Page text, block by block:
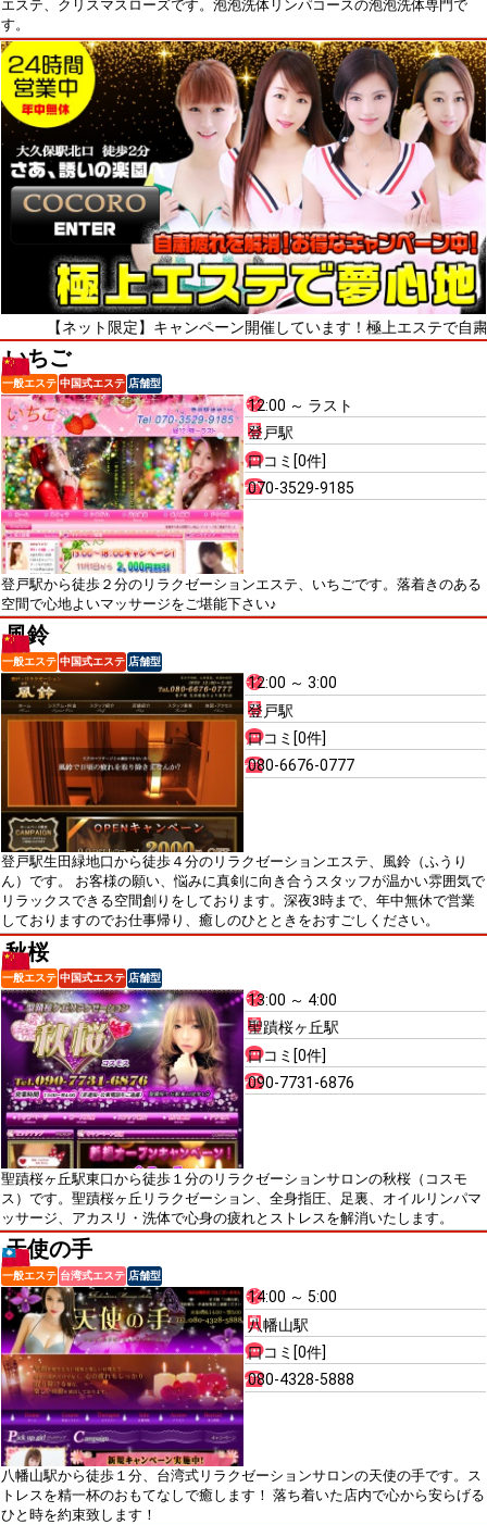
エステ、クリスマスローズです。泡泡洗体リンパコースの泡泡洗体専門で
す。
ット限定】キャンペーン開催しています！極上エステで自粛疲れを
いちご
一般エステ 中国式エステ 店舗型
12:00 ～ ラスト
登戸駅
口コミ[0件]
070-3529-9185
登戸駅から徒歩２分のリラクゼーションエステ、いちごです。落着きのある
空間で心地よいマッサージをご堪能下さい♪
風鈴
一般エステ 中国式エステ 店舗型
12:00 ～ 3:00
登戸駅
口コミ[0件]
080-6676-0777
登戸駅生田緑地口から徒歩４分のリラクゼーションエステ、風鈴（ふうり
ん）です。 お客様の願い、悩みに真剣に向き合うスタッフが温かい雰囲気で
リラックスできる空間創りをしております。深夜3時まで、年中無休で営業
しておりますのでお仕事帰り、癒しのひとときをおすごしください。
秋桜
一般エステ 中国式エステ 店舗型
13:00 ～ 4:00
聖蹟桜ヶ丘駅
口コミ[0件]
090-7731-6876
聖蹟桜ヶ丘駅東口から徒歩１分のリラクゼーションサロンの秋桜（コスモ
ス）です。聖蹟桜ヶ丘リラクゼーション、全身指圧、足裏、オイルリンパマ
ッサージ、アカスリ・洗体で心身の疲れとストレスを解消いたします。
天使の手
一般エステ 台湾式エステ 店舗型
14:00 ～ 5:00
八幡山駅
口コミ[0件]
080-4328-5888
八幡山駅から徒歩１分、台湾式リラクゼーションサロンの天使の手です。ス
トレスを精一杯のおもてなしで癒します！ 落ち着いた店内で心から安らげる
ひと時を約束致します！